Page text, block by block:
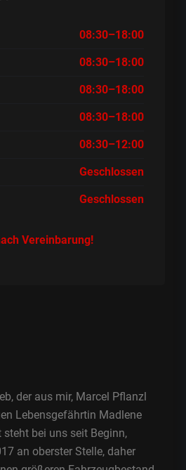
08:30–18:00
08:30–18:00
08:30–18:00
08:30–18:00
08:30–12:00
Geschlossen
Geschlossen
Vereinbarung!
der aus mir, Marcel Pflanzl
Lebensgefährtin Madlene
bei uns seit Beginn,
an oberster Stelle, daher